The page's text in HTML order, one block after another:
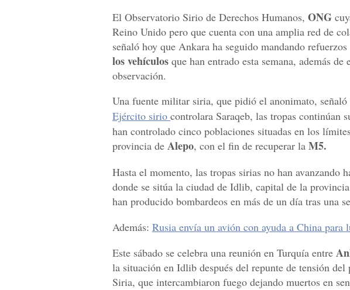
El Observatorio Sirio de Derechos Humanos, ONG
Reino Unido pero que cuenta con una amplia red de
señaló hoy que Ankara ha seguido mandando
los vehículos que han entrado esta semana, además de
observación.
Una fuente militar siria, que pidió el anonimato, señaló
Ejército sirio controlara Saraqeb, las tropas continúan
han controlado cinco poblaciones situadas en los
provincia de Alepo, con el fin de recuperar la M5.
Hasta el momento, las tropas sirias no han avanzando
donde se sitúa la ciudad de Idlib, capital de la
han producido bombardeos en más de un día tras una
Además: Rusia envía un avión con ayuda a China para
Este sábado se celebra una reunión en Turquía entre
la situación en Idlib después del repunte de tensión del
Siria, que intercambiaron fuego dejando muertos en